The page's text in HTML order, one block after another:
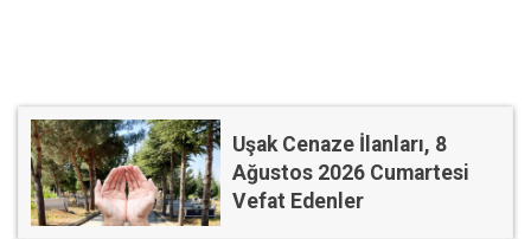
Uşak Cenaze İlanları, 8
Ağustos 2026 Cumartesi
Vefat Edenler